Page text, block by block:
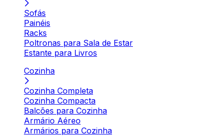
Sofás
Painéis
Racks
Poltronas para Sala de Estar
Estante para Livros
Cozinha
Cozinha Completa
Cozinha Compacta
Balcões para Cozinha
Armário Aéreo
Armários para Cozinha